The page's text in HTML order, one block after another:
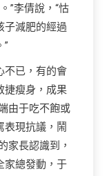
”李倩說，“怙
子減肥的經過
”
不已，有的會
捷瘦身，成果
由于吃不飽或
表現抗議，鬧
家長認識到，
家總發動，于